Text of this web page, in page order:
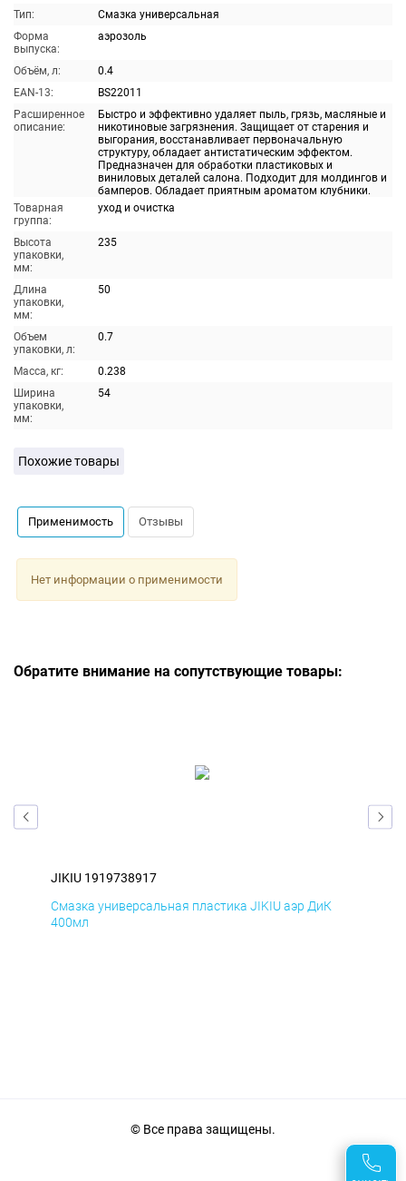
Тип:
Смазка универсальная
Форма
выпуска:
аэрозоль
Объём, л:
0.4
EAN-13:
BS22011
Расширенное
описание:
Быстро и эффективно удаляет пыль, грязь, масляные и
никотиновые загрязнения. Защищает от старения и
выгорания, восстанавливает первоначальную
структуру, обладает антистатическим эффектом.
Предназначен для обработки пластиковых и
виниловых деталей салона. Подходит для молдингов и
бамперов. Обладает приятным ароматом клубники.
Товарная
группа:
уход и очистка
Высота
упаковки,
мм:
235
Длина
упаковки,
мм:
50
Объем
упаковки, л:
0.7
Масса, кг:
0.238
Ширина
упаковки,
мм:
54
Похожие товары
Применимость Отзывы
Нет информации о применимости
Обратите внимание на сопутствующие товары:
JIKIU 1919738917
Смазка универсальная пластика JIKIU аэр ДиК
400мл
© Все права защищены.